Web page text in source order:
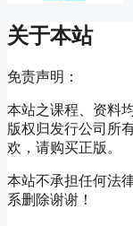
关于本站
免责声明：
本站之课程、资料
版权归发行公司所
欢，请购买正版。
本站不承担任何法
系删除谢谢！